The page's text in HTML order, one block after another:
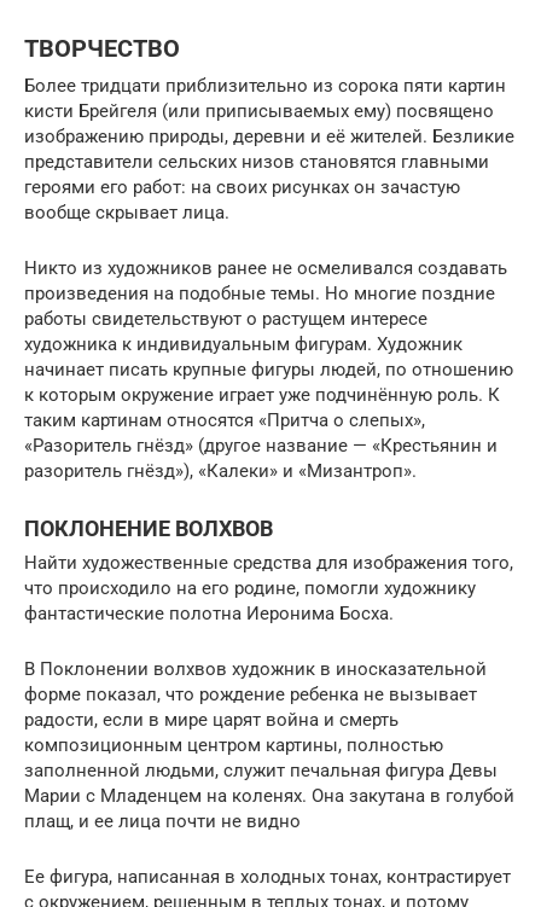
ТВОРЧЕСТВО
Более тридцати приблизительно из сорока пяти картин
кисти Брейгеля (или приписываемых ему) посвящено
изображению природы, деревни и её жителей. Безликие
представители сельских низов становятся главными
героями его работ: на своих рисунках он зачастую
вообще скрывает лица.
Никто из художников ранее не осмеливался создавать
произведения на подобные темы. Но многие поздние
работы свидетельствуют о растущем интересе
художника к индивидуальным фигурам. Художник
начинает писать крупные фигуры людей, по отношению
к которым окружение играет уже подчинённую роль. К
таким картинам относятся «Притча о слепых»,
«Разоритель гнёзд» (другое название — «Крестьянин и
разоритель гнёзд»), «Калеки» и «Мизантроп».
ПОКЛОНЕНИЕ ВОЛХВОВ
Найти художественные средства для изображения того,
что происходило на его родине, помогли художнику
фантастические полотна Иеронима Босха.
В Поклонении волхвов художник в иносказательной
форме показал, что рождение ребенка не вызывает
радости, если в мире царят война и смерть
композиционным центром картины, полностью
заполненной людьми, служит печальная фигура Девы
Марии с Младенцем на коленях. Она закутана в голубой
плащ, и ее лица почти не видно
Ее фигура, написанная в холодных тонах, контрастирует
с окружением, решенным в теплых тонах, и потому